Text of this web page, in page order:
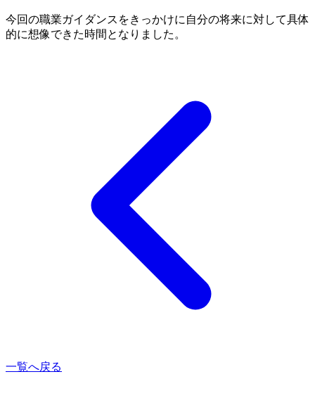
今回の職業ガイダンスをきっかけに自分の将来に対して具体
的に想像できた時間となりました。
一覧へ戻る